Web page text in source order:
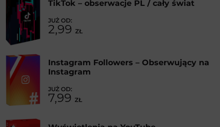
TikTok – obserwacje PL / cały świat
2,99 ZŁ
Instagram Followers – Obserwujący na
Instagram
7,99 ZŁ